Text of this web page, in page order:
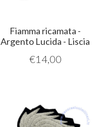
Fiamma ricamata -
Argento Lucida - Liscia
€14,00